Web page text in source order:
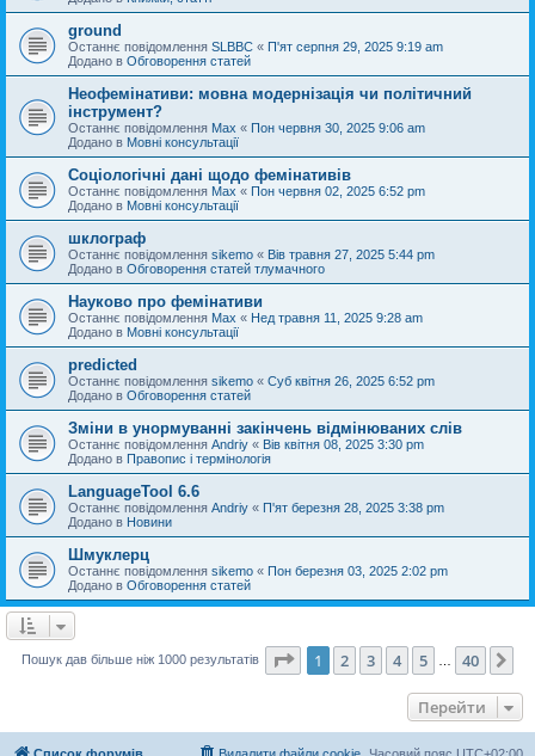
ground
Останнє повідомлення SLBBC « П'ят серпня 29, 2025 9:19 am
Додано в Обговорення статей
Неофемінативи: мовна модернізація чи політичний
інструмент?
Останнє повідомлення Max « Пон червня 30, 2025 9:06 am
Додано в Мовні консультації
Соціологічні дані щодо фемінативів
Останнє повідомлення Max « Пон червня 02, 2025 6:52 pm
Додано в Мовні консультації
шклограф
Останнє повідомлення sikemo « Вів травня 27, 2025 5:44 pm
Додано в Обговорення статей тлумачного
Науково про фемінативи
Останнє повідомлення Max « Нед травня 11, 2025 9:28 am
Додано в Мовні консультації
predicted
Останнє повідомлення sikemo « Суб квітня 26, 2025 6:52 pm
Додано в Обговорення статей
Зміни в унормуванні закінчень відмінюваних слів
Останнє повідомлення Andriy « Вів квітня 08, 2025 3:30 pm
Додано в Правопис і термінологія
LanguageTool 6.6
Останнє повідомлення Andriy « П'ят березня 28, 2025 3:38 pm
Додано в Новини
Шмуклерц
Останнє повідомлення sikemo « Пон березня 03, 2025 2:02 pm
Додано в Обговорення статей
Пошук дав більше ніж 1000 результатів Сторінка 1 40
1 2 3 4 5 40
Перейти
Список форумів Часовий пояс UTC+02:00
Видалити файли cookie